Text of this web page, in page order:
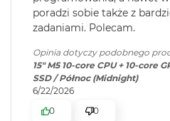
M
a
c
B
o
o
k
Dekoder AV1
Ładowanie i rozbudowa
HEVC,
Dolby
Odtwarzanie
dźwięku:
AAC,
poradzi sobie także z
zadaniami. Polecam.
Opinia dotyczy podobnego
15" M5 10‑core CPU + 10‑core
SSD / Północ (Midnight)
6/22/2026
0
0